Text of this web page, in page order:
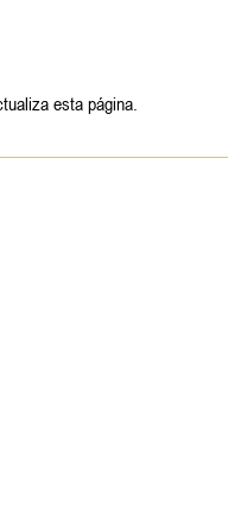
esta página.